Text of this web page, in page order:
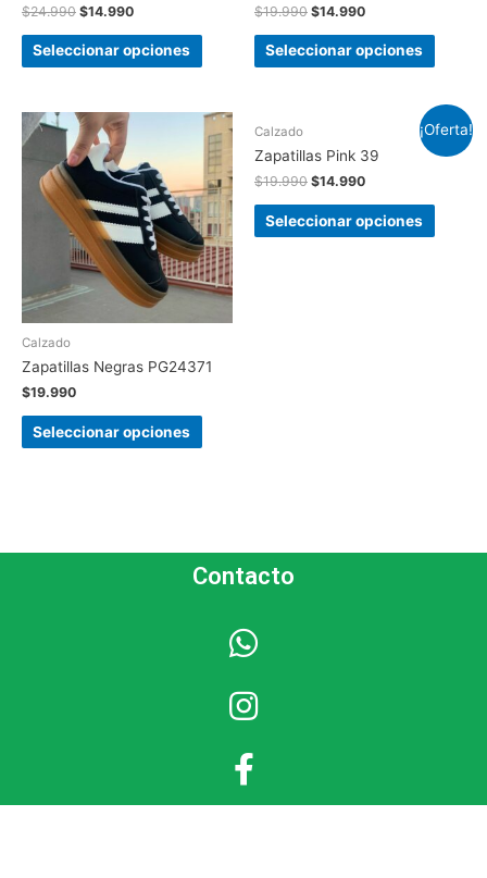
$24.990 $14.990
Seleccionar opciones
$19.990 $14.990
Seleccionar opciones
Calzado
Zapatillas Negras PG24371
$19.990
Seleccionar opciones
¡Oferta!
Calzado
Zapatillas Pink 39
$19.990 $14.990
Seleccionar opciones
Contacto